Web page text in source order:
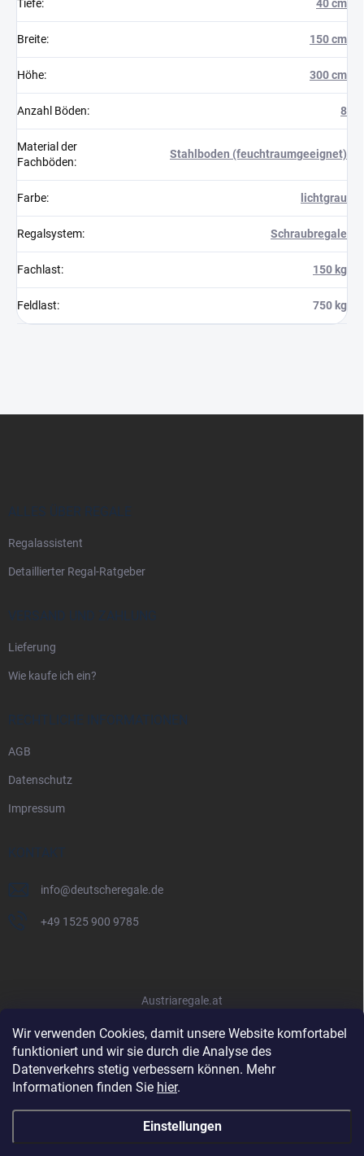
Wir verwenden Cookies, damit unsere Website komfortabel
funktioniert und wir sie durch die Analyse des
Datenverkehrs stetig verbessern können. Mehr
Informationen finden Sie hier.
Einstellungen
Tiefe: 40 cm
Breite: 150 cm
Höhe: 300 cm
Anzahl Böden: 8
Material der
Fachböden:
Stahlboden (feuchtraumgeeignet)
Farbe: lichtgrau
Regalsystem: Schraubregale
Fachlast: 150 kg
Feldlast: 750 kg
ALLES ÜBER REGALE
Regalassistent
Detaillierter Regal-Ratgeber
VERSAND UND ZAHLUNG
Lieferung
Wie kaufe ich ein?
RECHTLICHE INFORMATIONEN
AGB
Datenschutz
Impressum
KONTAKT
info@deutscheregale.de
+49 1525 900 9785
Austriaregale.at